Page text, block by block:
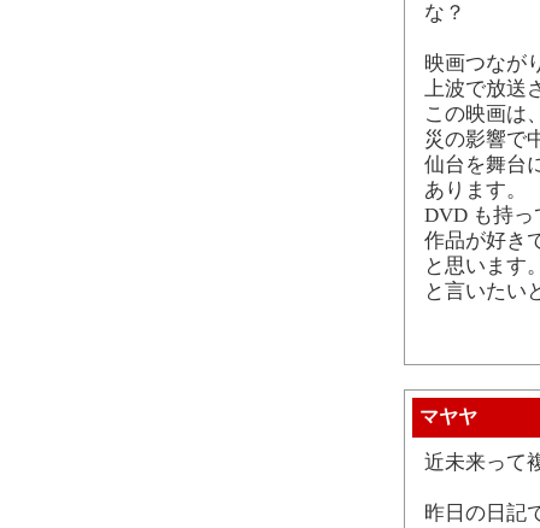
な？
映画つなが
上波で放送
この映画は
災の影響で
仙台を舞台
あります。
DVD も持
作品が好き
と思います
と言いたい
マヤヤ
近未来って
昨日の日記